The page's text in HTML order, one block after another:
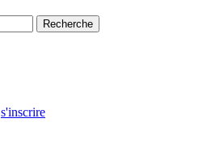
Recherche
s'inscrire